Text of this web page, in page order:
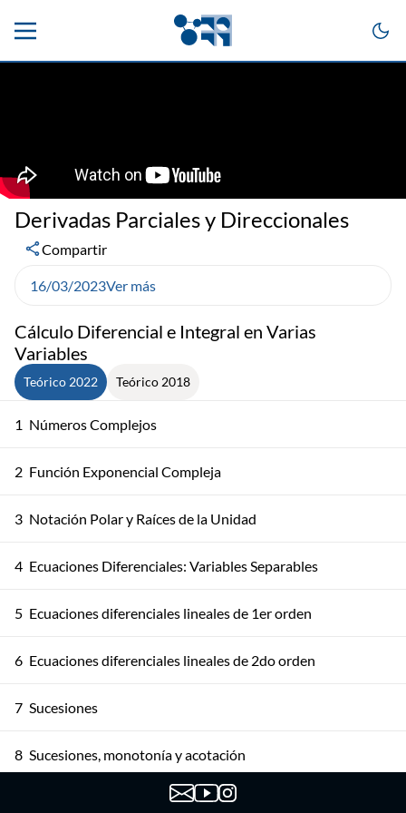
Cálculo Diferencial e Integral en Varias
Variables
Teórico 2022 Teórico 2018
1 Números Complejos
2 Función Exponencial Compleja
3 Notación Polar y Raíces de la Unidad
4 Ecuaciones Diferenciales: Variables Separables
5 Ecuaciones diferenciales lineales de 1er orden
6 Ecuaciones diferenciales lineales de 2do orden
7 Sucesiones
8 Sucesiones, monotonía y acotación
Sucesiones, Propiedades y PSMC
Derivadas Parciales y Direccionales
Compartir
16/03/2023Ver más